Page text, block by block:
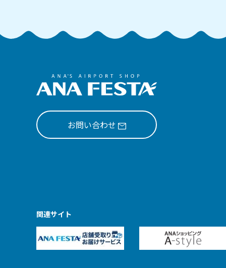
お問い合わせ
関連サイト